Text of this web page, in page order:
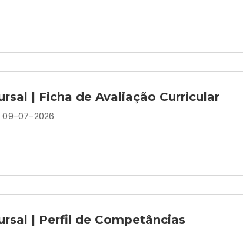
| Ficha de Avaliação Curricular
07-2026
| Perfil de Competâncias